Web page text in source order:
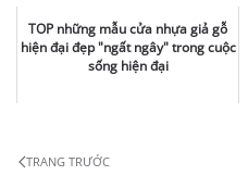
TOP những mẫu cửa nhựa giả gỗ
hiện đại đẹp "ngất ngây" trong cuộc
sống hiện đại
TRANG TRƯỚC